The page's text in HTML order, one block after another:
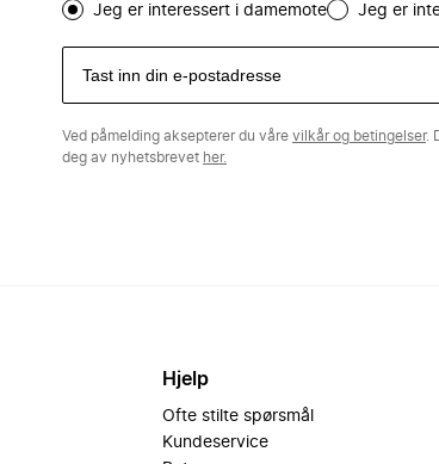
Jeg er interessert i damemote Jeg er
Ved påmelding aksepterer du våre vilkår og betingelser.
deg av nyhetsbrevet her.
Hjelp
Ofte stilte spørsmål
Kundeservice